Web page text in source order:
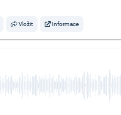
Vložit Informace